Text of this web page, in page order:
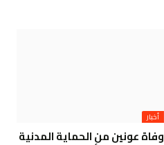
أخبار
وفاة عونين من الحماية المدنية